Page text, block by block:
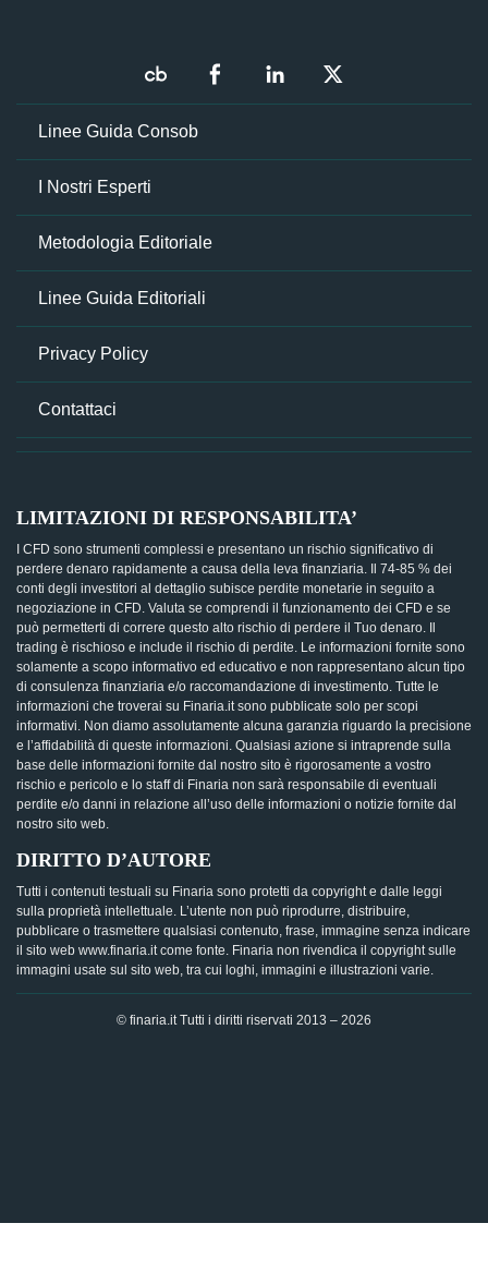
Linee Guida Consob
I Nostri Esperti
Metodologia Editoriale
Linee Guida Editoriali
Privacy Policy
Contattaci
LIMITAZIONI DI RESPONSABILITA’
I CFD sono strumenti complessi e presentano un rischio significativo di
perdere denaro rapidamente a causa della leva finanziaria. Il 74-85 % dei
conti degli investitori al dettaglio subisce perdite monetarie in seguito a
negoziazione in CFD. Valuta se comprendi il funzionamento dei CFD e se
può permetterti di correre questo alto rischio di perdere il Tuo denaro. Il
trading è rischioso e include il rischio di perdite. Le informazioni fornite sono
solamente a scopo informativo ed educativo e non rappresentano alcun tipo
di consulenza finanziaria e/o raccomandazione di investimento. Tutte le
informazioni che troverai su Finaria.it sono pubblicate solo per scopi
informativi. Non diamo assolutamente alcuna garanzia riguardo la precisione
e l’affidabilità di queste informazioni. Qualsiasi azione si intraprende sulla
base delle informazioni fornite dal nostro sito è rigorosamente a vostro
rischio e pericolo e lo staff di Finaria non sarà responsabile di eventuali
perdite e/o danni in relazione all’uso delle informazioni o notizie fornite dal
nostro sito web.
DIRITTO D’AUTORE
Tutti i contenuti testuali su Finaria sono protetti da copyright e dalle leggi
sulla proprietà intellettuale. L’utente non può riprodurre, distribuire,
pubblicare o trasmettere qualsiasi contenuto, frase, immagine senza indicare
il sito web www.finaria.it come fonte. Finaria non rivendica il copyright sulle
immagini usate sul sito web, tra cui loghi, immagini e illustrazioni varie.
© finaria.it Tutti i diritti riservati 2013 – 2026